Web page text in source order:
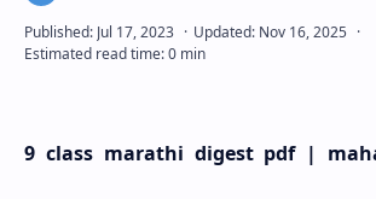
9 class marathi digest pdf |